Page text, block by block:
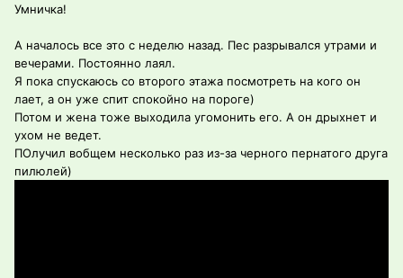
Умничка!
А началось все это с неделю назад. Пес разрывался утрами и
вечерами. Постоянно лаял.
Я пока спускаюсь со второго этажа посмотреть на кого он
лает, а он уже спит спокойно на пороге)
Потом и жена тоже выходила угомонить его. А он дрыхнет и
ухом не ведет.
ПОлучил вобщем несколько раз из-за черного пернатого друга
пилюлей)